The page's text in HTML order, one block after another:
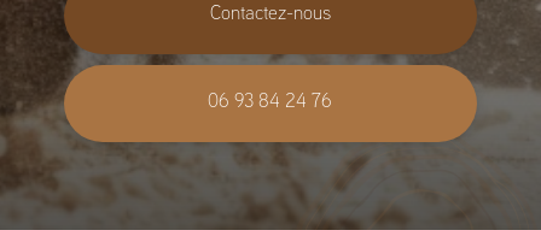
Contactez-nous
06 93 84 24 76